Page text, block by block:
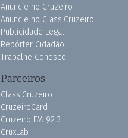
Anuncie no Cruzeiro
Anuncie no ClassiCruzeiro
Publicidade Legal
Repórter Cidadão
Trabalhe Conosco
Parceiros
ClassiCruzeiro
CruzeiroCard
Cruzeiro FM 92.3
CruxLab